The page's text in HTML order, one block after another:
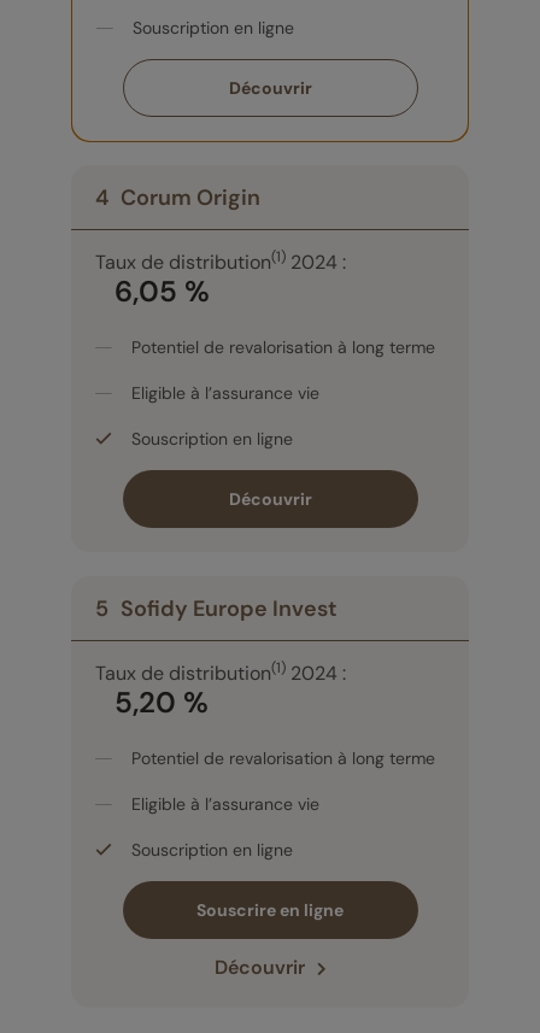
Souscription en ligne
Découvrir
4 Corum Origin
Taux de distribution(1) 2024 :
6,05 %
Potentiel de revalorisation à long terme
Eligible à l’assurance vie
Souscription en ligne
Découvrir
5 Sofidy Europe Invest
Taux de distribution(1) 2024 :
5,20 %
Potentiel de revalorisation à long terme
Eligible à l’assurance vie
Souscription en ligne
Souscrire en ligne
Découvrir